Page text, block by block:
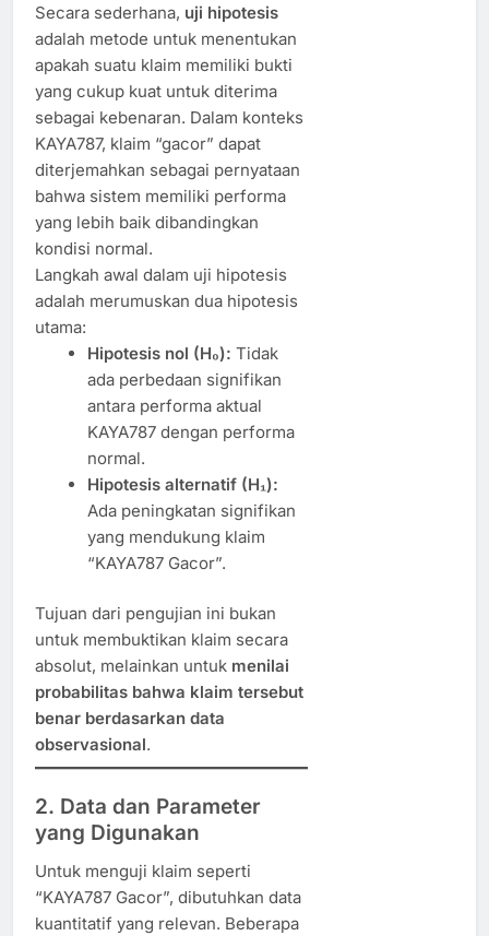
Secara sederhana, uji hipotesis
adalah metode untuk menentukan
apakah suatu klaim memiliki bukti
yang cukup kuat untuk diterima
sebagai kebenaran. Dalam konteks
KAYA787, klaim “gacor” dapat
diterjemahkan sebagai pernyataan
bahwa sistem memiliki performa
yang lebih baik dibandingkan
kondisi normal.
Langkah awal dalam uji hipotesis
adalah merumuskan dua hipotesis
utama:
Hipotesis nol (H₀): Tidak
ada perbedaan signifikan
antara performa aktual
KAYA787 dengan performa
normal.
Hipotesis alternatif (H₁):
Ada peningkatan signifikan
yang mendukung klaim
“KAYA787 Gacor”.
Tujuan dari pengujian ini bukan
untuk membuktikan klaim secara
absolut, melainkan untuk menilai
probabilitas bahwa klaim tersebut
benar berdasarkan data
observasional.
2. Data dan Parameter
yang Digunakan
Untuk menguji klaim seperti
“KAYA787 Gacor”, dibutuhkan data
kuantitatif yang relevan. Beberapa